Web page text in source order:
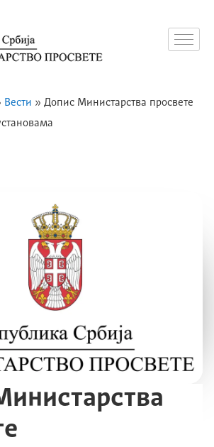
Вести » Допис Министарства просвете